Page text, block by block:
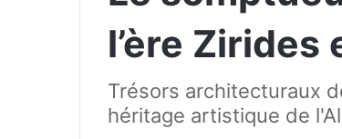
l’ère Zirides
Trésors architecturaux
héritage artistique de